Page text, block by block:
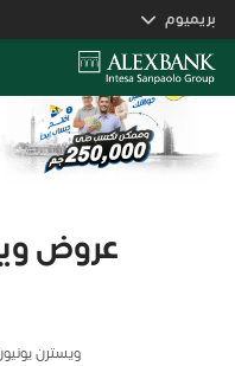
Skiplinks
بريميوم
عروض
ويسترن